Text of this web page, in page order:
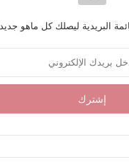
البريدية ليصلك كل ماهو جديد